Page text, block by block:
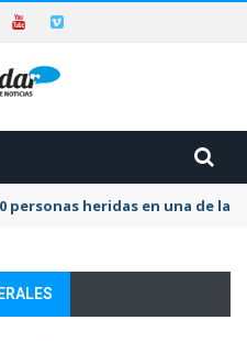
personas heridas en una de